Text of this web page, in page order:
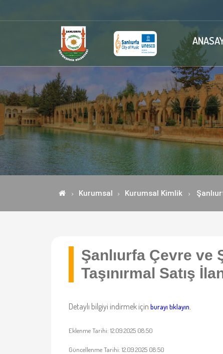
Kurumsal Kurumsal Kimlik
Şanlıurfa Çevre
Taşınırmal Satış
Detaylı bilgiyi indirmek için burayı tıklayın.
Eklenme Tarihi: 12.09.2025 08:50
Güncellenme Tarihi: 12.09.2025 08:50